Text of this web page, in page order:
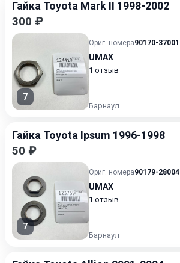
Гайка Toyota Mark II 1998-2002
300 ₽
7
Ориг. номера90170-37001
UMAX
1 отзыв
Барнаул
Гайка Toyota Ipsum 1996-1998
50 ₽
7
Ориг. номера90179-28004
UMAX
1 отзыв
Барнаул